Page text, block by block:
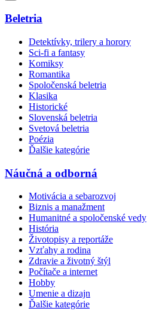
Beletria
Detektívky, trilery a horory
Sci-fi a fantasy
Komiksy
Romantika
Spoločenská beletria
Klasika
Historické
Slovenská beletria
Svetová beletria
Poézia
Ďalšie kategórie
Náučná a odborná
Motivácia a sebarozvoj
Biznis a manažment
Humanitné a spoločenské vedy
História
Životopisy a reportáže
Vzťahy a rodina
Zdravie a životný štýl
Počítače a internet
Hobby
Umenie a dizajn
Ďalšie kategórie